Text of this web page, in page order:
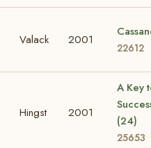
Valack 2001
22612
Hingst 2001
A Key
(24)
25653